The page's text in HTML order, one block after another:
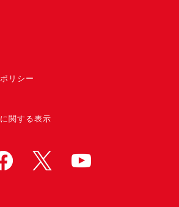
リシー
関する表示